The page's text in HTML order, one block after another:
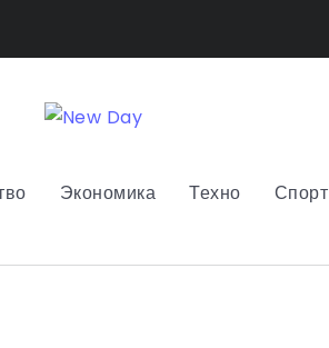
Экономика Техно Спорт